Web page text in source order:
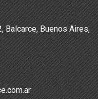
Balcarce, Buenos Aires,